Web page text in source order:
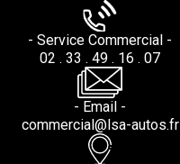
- Service Commercial -
02 . 33 . 49 . 16 . 07
- Email -
commercial@lsa-autos.fr